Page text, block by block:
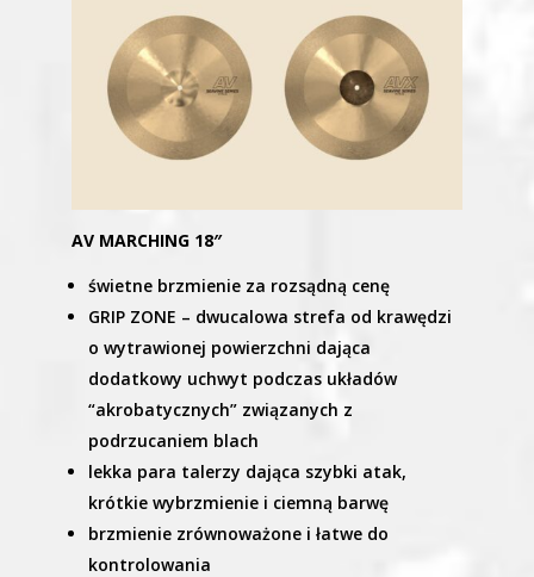
AV MARCHING 18″
świetne brzmienie za rozsądną cenę
GRIP ZONE – dwucalowa strefa od krawędzi
o wytrawionej powierzchni dająca
dodatkowy uchwyt podczas układów
“akrobatycznych” związanych z
podrzucaniem blach
lekka para talerzy dająca szybki atak,
krótkie wybrzmienie i ciemną barwę
brzmienie zrównoważone i łatwe do
kontrolowania